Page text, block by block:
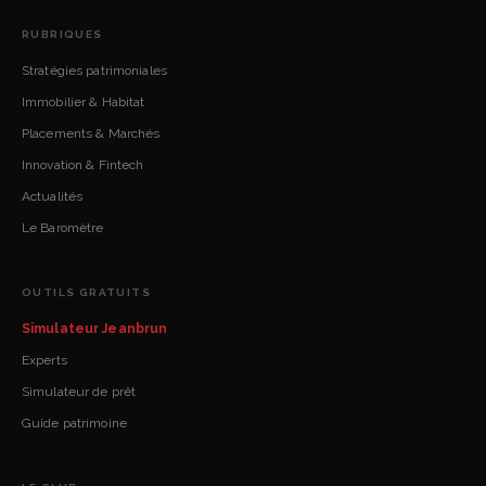
RUBRIQUES
Stratégies patrimoniales
Immobilier & Habitat
Placements & Marchés
Innovation & Fintech
Actualités
Le Baromètre
OUTILS GRATUITS
Simulateur Jeanbrun
Experts
Simulateur de prêt
Guide patrimoine